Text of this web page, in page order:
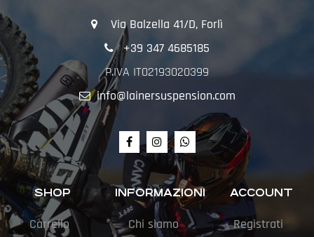
Via Balzella 41/D, Forlì
+39 347 4685185
P.IVA IT02193020399
info@lainersuspension.com
SHOP
Carrello
INFORMAZIONI
Chi siamo
ACCOUNT
Registrati